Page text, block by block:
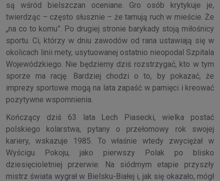
są wśród bielszczan oceniane. Gro osób krytykuje je,
twierdząc – często słusznie – że tamują ruch w mieście. Że
„na co to komu”. Po drugiej stronie barykady stoją miłośnicy
sportu. Ci, którzy w dniu zawodów od rana ustawiają się w
okolicach linii mety, usytuowanej ostatnio nieopodal Szpitala
Wojewódzkiego. Nie będziemy dziś rozstrzygać, kto w tym
sporze ma rację. Bardziej chodzi o to, by pokazać, że
imprezy sportowe mogą na lata zapaść w pamięci i kreować
pozytywne wspomnienia.
Kończący dziś 63 lata Lech Piasecki, wielka postać
polskiego kolarstwa, pytany o przełomowy rok swojej
kariery, wskazuje 1985. To właśnie wtedy zwyciężał w
Wyścigu Pokoju, jako pierwszy Polak po blisko
dziesięcioletniej przerwie. Na siódmym etapie przyszły
mistrz świata wygrał w Bielsku-Białej i, jak się okazało, mógł